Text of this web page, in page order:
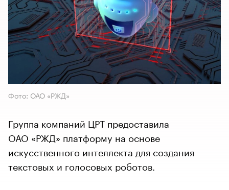
Фото: ОАО «РЖД»
Группа компаний ЦРТ предоставила
ОАО «РЖД» платформу на основе
искусственного интеллекта для создания
текстовых и голосовых роботов.